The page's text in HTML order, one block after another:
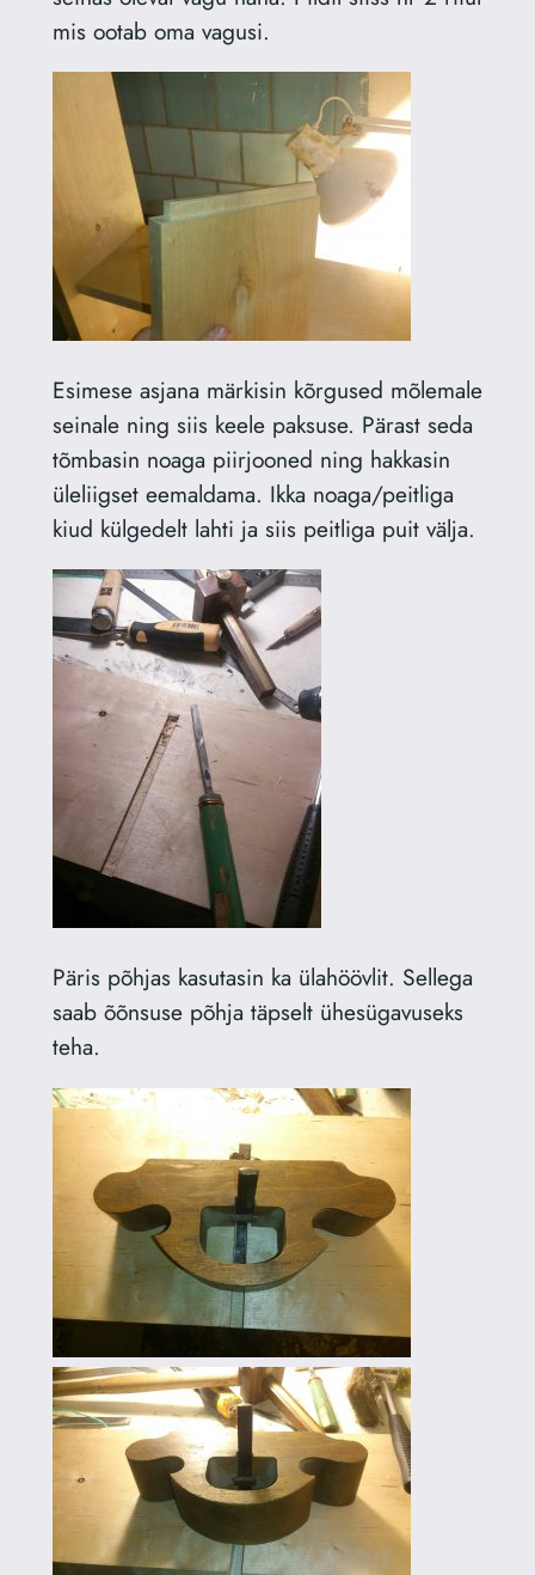
mis ootab oma vagusi.
Esimese asjana märkisin kõrgused mõlemale
seinale ning siis keele paksuse. Pärast seda
tõmbasin noaga piirjooned ning hakkasin
üleliigset eemaldama. Ikka noaga/peitliga
kiud külgedelt lahti ja siis peitliga puit välja.
Päris põhjas kasutasin ka ülahöövlit. Sellega
saab õõnsuse põhja täpselt ühesügavuseks
teha.